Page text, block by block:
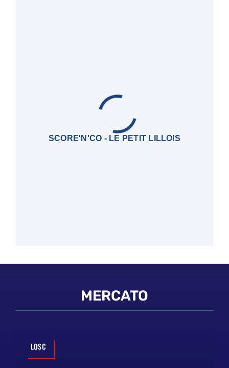
SCORE'N'CO - LE PETIT LILLOIS
MERCATO
LOSC